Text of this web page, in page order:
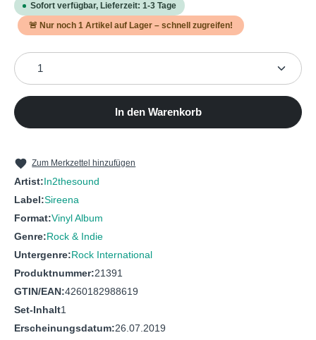
5 Total Recall
6 Heartland (B-Seite)
7
8 Hand Of Love
Sofort verfügbar, Lieferzeit: 1-3 Tage
🚨 Nur noch 1 Artikel auf Lager – schnell zugreifen!
Produkt Anzahl: Gib den gewünschten Wert ein
In den Warenkorb
Zum Merkzettel hinzufügen
Artist:In2thesound
Label:Sireena
Format:Vinyl Album
Genre:Rock & Indie
Untergenre:Rock International
Produktnummer:21391
GTIN/EAN:4260182988619
Set-Inhalt1
Erscheinungsdatum:26.07.2019